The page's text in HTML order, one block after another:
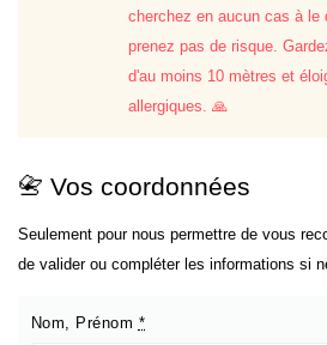
cherchez en aucun cas à le
prenez pas de risque.
d'au moins 10 mètres et
allergiques. 🙏
📇 Vos coordonnées
Seulement pour nous permettre de vous
de valider ou compléter les informations si
Nom, Prénom *